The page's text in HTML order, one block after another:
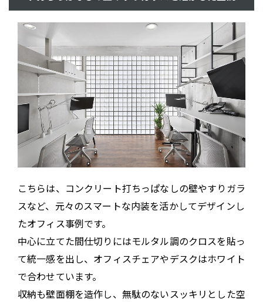
こちらは、コンクリート打ちっぱなしの壁やすりガラ
スなど、元々のスマートな内装を活かしてデザインし
たオフィス事例です。
中心に立てた間仕切りにはモルタル調のクロスを貼っ
て統一感を出し、オフィスチェアやデスクはホワイト
で合わせています。
収納も壁面棚を造作し、無駄のないスッキリとした空